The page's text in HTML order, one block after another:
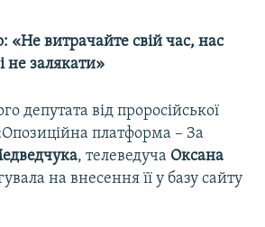
витрачайте свій час, нас
не залякати»
депутата від проросійської
платформа – За
, телеведуча Оксана
на внесення її у базу сайту